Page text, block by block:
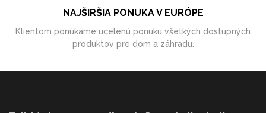
NAJŠIRŠIA PONUKA V EURÓPE
Klientom ponúkame ucelenú ponuku všetkých dostupných
produktov pre dom a záhradu.